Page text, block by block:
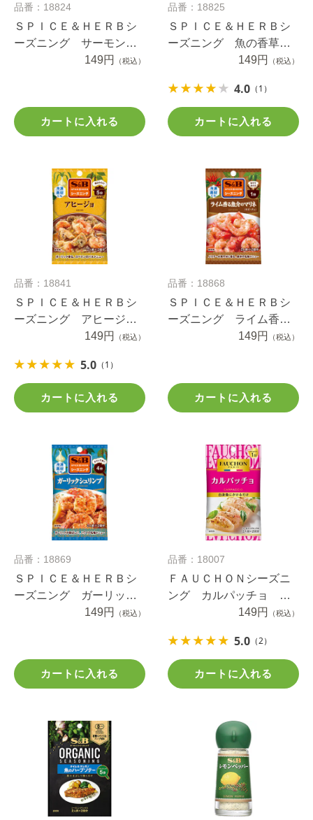
品番：18824
ＳＰＩＣＥ＆ＨＥＲＢシ
ーズニング サーモンの
ハーブステーキ １２ｇ
149円 （税込）
カートに入れる
品番：18825
ＳＰＩＣＥ＆ＨＥＲＢシ
ーズニング 魚の香草焼
149円 （税込）
4.0 （1）
カートに入れる
品番：18841
ＳＰＩＣＥ＆ＨＥＲＢシ
ーズニング アヒージ
149円 （税込）
5.0 （1）
カートに入れる
品番：18868
ＳＰＩＣＥ＆ＨＥＲＢシ
ーズニング ライム香る
魚介のマリネ ９.６ｇ
149円 （税込）
カートに入れる
品番：18869
ＳＰＩＣＥ＆ＨＥＲＢシ
ーズニング ガーリック
シュリンプ １３ｇ
149円 （税込）
カートに入れる
品番：18007
ＦＡＵＣＨＯＮシーズニ
ング カルパッチョ ５.
149円 （税込）
5.0 （2）
カートに入れる